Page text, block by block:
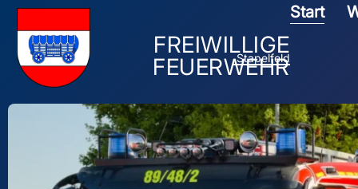
FREIWILLIGE
FEUERWEHR
Stapelfeld
Start